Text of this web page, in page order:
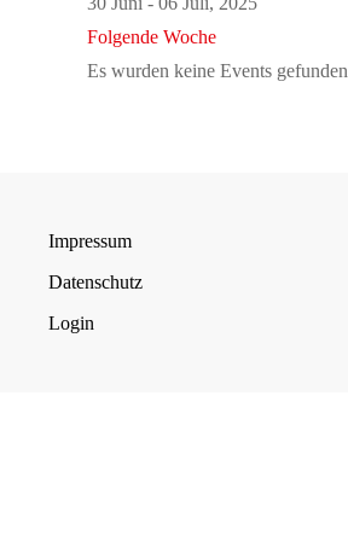
Folgende Woche
Es wurden keine Events gefunden
Impressum
Datenschutz
Login